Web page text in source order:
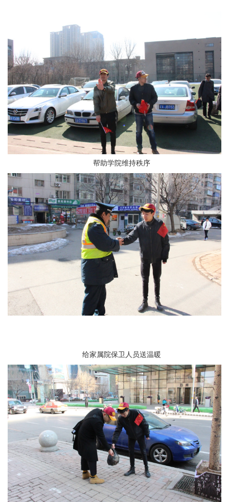
帮助学院维持秩序
给家属院保卫人员送温暖